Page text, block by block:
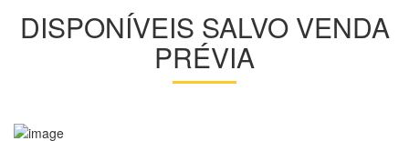
DISPONÍVEIS SALVO VENDA
PRÉVIA